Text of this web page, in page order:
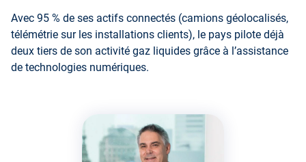
Avec 95 % de ses actifs connectés (camions géolocalisés,
télémétrie sur les installations clients), le pays pilote déjà
deux tiers de son activité gaz liquides grâce à l’assistance
de technologies numériques.